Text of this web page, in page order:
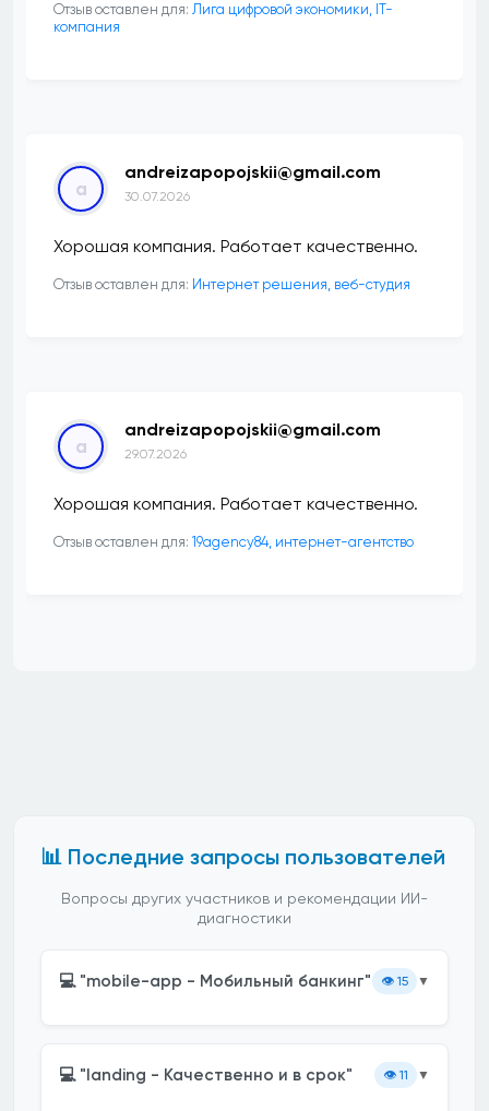
Отзыв оставлен для: Лига цифровой экономики, IT-
компания
a
andreizapopojskii@gmail.com
30.07.2026
Хорошая компания. Работает качественно.
Отзыв оставлен для: Интернет решения, веб-студия
a
andreizapopojskii@gmail.com
29.07.2026
Хорошая компания. Работает качественно.
Отзыв оставлен для: 19agency84, интернет-агентство
📊 Последние запросы пользователей
Вопросы других участников и рекомендации ИИ-
диагностики
💻 "mobile-app - Мобильный банкинг" 👁️ 15 ▼
💻 "landing - Качественно и в срок" 👁️ 11 ▼